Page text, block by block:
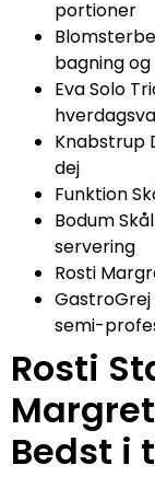
portioner
bagning
Eva Solo
Knabstrup
dej
Funktion
Bodum
servering
Rosti
semi-
Rosti
Bedst i